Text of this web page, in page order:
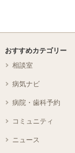
おすすめカテゴリー
相談室
病気ナビ
病院・歯科予約
コミュニティ
ニュース